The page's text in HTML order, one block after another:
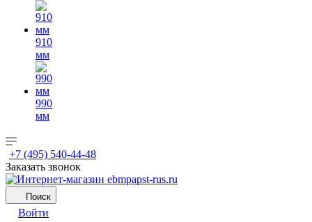
910
мм
990
мм
+7 (495) 540-44-48
Заказать звонок
Поиск
Войти